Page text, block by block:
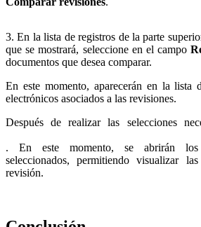
3. En la lista de registros de la parte
que se mostrará, seleccione en el campo
documentos que desea comparar.
En este momento, aparecerán en la lista
electrónicos asociados a las revisiones.
Después de realizar las selecciones
. En este momento, se abrirán los
seleccionados, permitiendo visualizar
revisión.